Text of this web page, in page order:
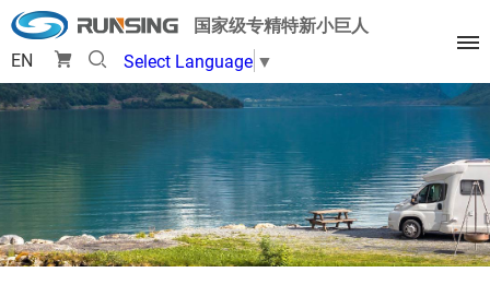
国家级专精特新小巨人
EN
Select Language ▼